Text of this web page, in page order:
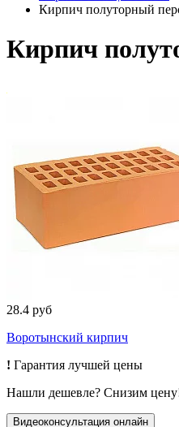
Кирпич полуторный
Кирпич
28.4 руб
Воротынский кирпич
! Гарантия лучшей цены
Нашли дешевле? Снизим